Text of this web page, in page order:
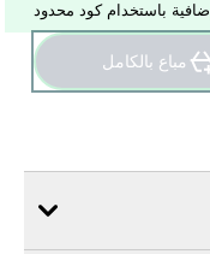
مباع بالكامل